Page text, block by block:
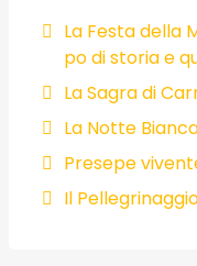
La Festa della
po di storia e
La Sagra di
La Notte
Presepe
Il